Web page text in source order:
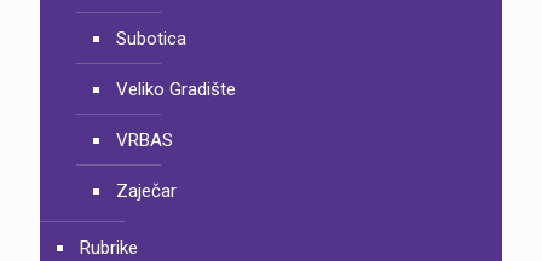
Subotica
Veliko Gradište
VRBAS
Zaječar
Rubrike